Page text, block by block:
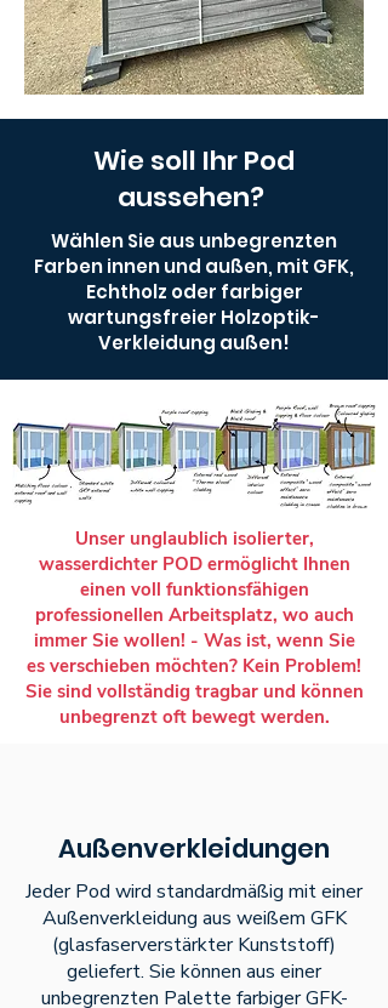
Wie soll Ihr Pod
aussehen?
Wählen Sie aus unbegrenzten
Farben innen und außen, mit GFK,
Echtholz oder farbiger
wartungsfreier Holzoptik-
Verkleidung außen!
Unser unglaublich isolierter,
wasserdichter POD ermöglicht Ihnen
einen voll funktionsfähigen
professionellen Arbeitsplatz, wo auch
immer Sie wollen! - Was ist, wenn Sie
es verschieben möchten? Kein Problem!
Sie sind vollständig tragbar und können
unbegrenzt oft bewegt werden.
Außenverkleidungen
Jeder Pod wird standardmäßig mit einer
Außenverkleidung aus weißem GFK
(glasfaserverstärkter Kunststoff)
geliefert. Sie können aus einer
unbegrenzten Palette farbiger GFK-